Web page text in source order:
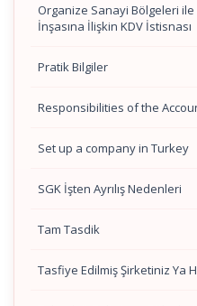
Organize Sanayi Bölgeleri
İnşasına İlişkin KDV İstisnası
Pratik Bilgiler
Responsibilities of the
Set up a company in Turkey
SGK İşten Ayrılış Nedenleri
Tam Tasdik
Tasfiye Edilmiş Şirketiniz Ya